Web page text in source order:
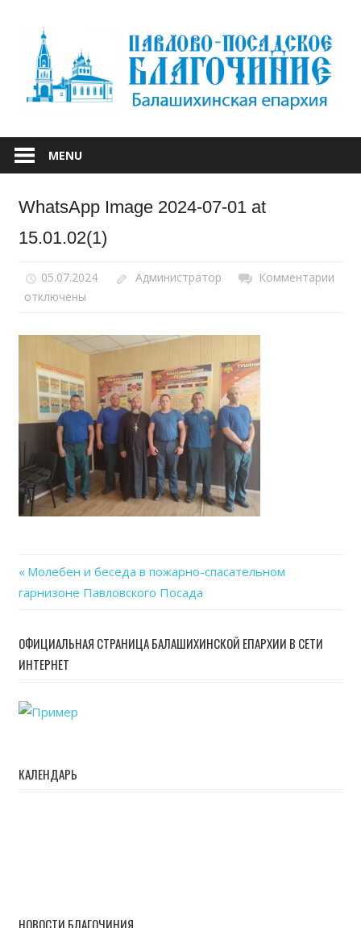
content
ПАВЛОВО-
ПОСАДСКОЕ
MENU
WhatsApp Image 2024-07-01 at
15.01.02(1)
05.07.2024 Администратор Комментарии
отключены
Навигация
записям
Previous
Post:
Молебен и беседа в пожарно-спасательном
гарнизоне Павловского Посада
ОФИЦИАЛЬНАЯ СТРАНИЦА БАЛАШИХИНСКОЙ ЕПАРХИИ В СЕТИ
ИНТЕРНЕТ
КАЛЕНДАРЬ
НОВОСТИ БЛАГОЧИНИЯ